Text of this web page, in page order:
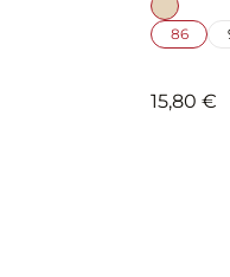
86
15,80 €